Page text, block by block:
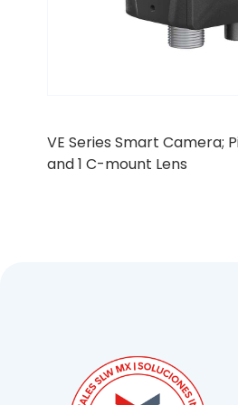
VE Series Smart Camera;
and 1 C-mount Lens